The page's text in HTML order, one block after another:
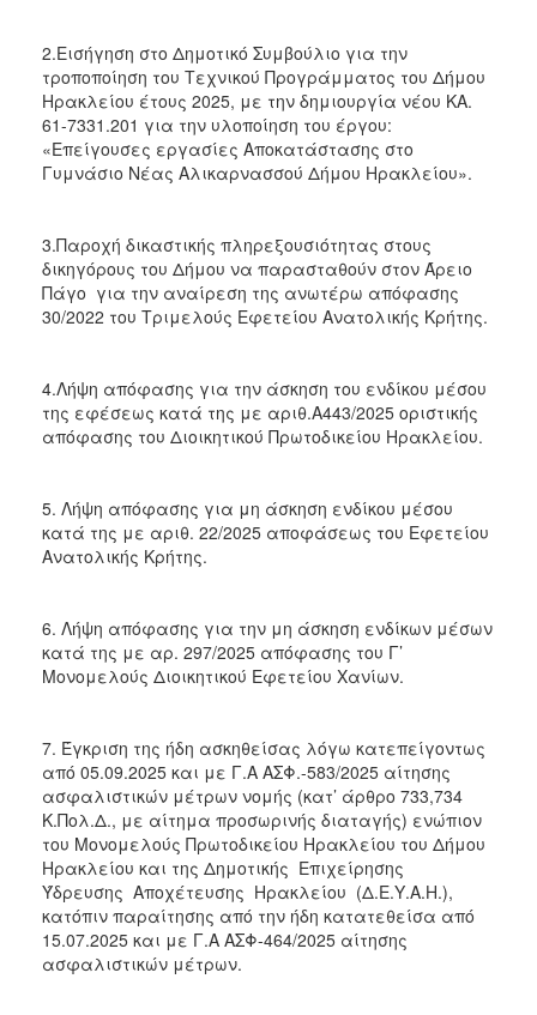
2.Εισήγηση στο Δημοτικό Συμβούλιο για την
τροποποίηση του Τεχνικού Προγράμματος του Δήμου
Ηρακλείου έτους 2025, με την δημιουργία νέου ΚΑ.
61-7331.201 για την υλοποίηση του έργου:
«Επείγουσες εργασίες Αποκατάστασης στο
Γυμνάσιο Νέας Αλικαρνασσού Δήμου Ηρακλείου».
3.Παροχή δικαστικής πληρεξουσιότητας στους
δικηγόρους του Δήμου να παρασταθούν στον Άρειο
Πάγο για την αναίρεση της ανωτέρω απόφασης
30/2022 του Τριμελούς Εφετείου Ανατολικής Κρήτης.
4.Λήψη απόφασης για την άσκηση του ενδίκου μέσου
της εφέσεως κατά της με αριθ.Α443/2025 οριστικής
απόφασης του Διοικητικού Πρωτοδικείου Ηρακλείου.
5. Λήψη απόφασης για μη άσκηση ενδίκου μέσου
κατά της με αριθ. 22/2025 αποφάσεως του Εφετείου
Ανατολικής Κρήτης.
6. Λήψη απόφασης για την μη άσκηση ενδίκων μέσων
κατά της με αρ. 297/2025 απόφασης του Γ’
Μονομελούς Διοικητικού Εφετείου Χανίων.
7. Έγκριση της ήδη ασκηθείσας λόγω κατεπείγοντως
από 05.09.2025 και με Γ.Α ΑΣΦ.-583/2025 αίτησης
ασφαλιστικών μέτρων νομής (κατ’ άρθρο 733,734
Κ.Πολ.Δ., με αίτημα προσωρινής διαταγής) ενώπιον
του Μονομελούς Πρωτοδικείου Ηρακλείου του Δήμου
Ηρακλείου και της Δημοτικής Επιχείρησης
Ύδρευσης Αποχέτευσης Ηρακλείου (Δ.Ε.Υ.Α.Η.),
κατόπιν παραίτησης από την ήδη κατατεθείσα από
15.07.2025 και με Γ.Α ΑΣΦ-464/2025 αίτησης
ασφαλιστικών μέτρων.